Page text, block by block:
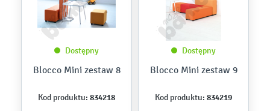
Dostępny
Blocco Mini zestaw 8
Kod produktu: 834218
Dostępny
Blocco Mini zestaw 9
Kod produktu: 834219